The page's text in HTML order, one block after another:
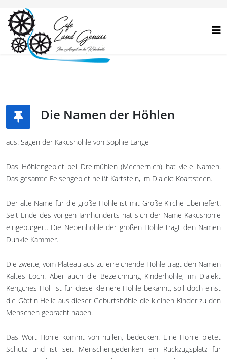
Die Namen der Höhlen
aus: Sagen der Kakushöhle von Sophie Lange
Das Höhlengebiet bei Dreimühlen (Mechernich) hat viele Namen.
Das gesamte Felsengebiet heißt Kartstein, im Dialekt Koartsteen.
Der alte Name für die große Höhle ist mit Große Kirche überliefert.
Seit Ende des vorigen Jahrhunderts hat sich der Name Kakushöhle
eingebürgert. Die Nebenhöhle der großen Höhle trägt den Namen
Dunkle Kammer.
Die zweite, vom Plateau aus zu erreichende Höhle trägt den Namen
Kaltes Loch. Aber auch die Bezeichnung Kinderhöhle, im Dialekt
Kengches Höll ist für diese kleinere Höhle bekannt, soll doch einst
die Göttin Helic aus dieser Geburtshöhle die kleinen Kinder zu den
Menschen gebracht haben.
Das Wort Höhle kommt von hüllen, bedecken. Eine Höhle bietet
Schutz und ist seit Menschengedenken ein Rückzugsplatz für